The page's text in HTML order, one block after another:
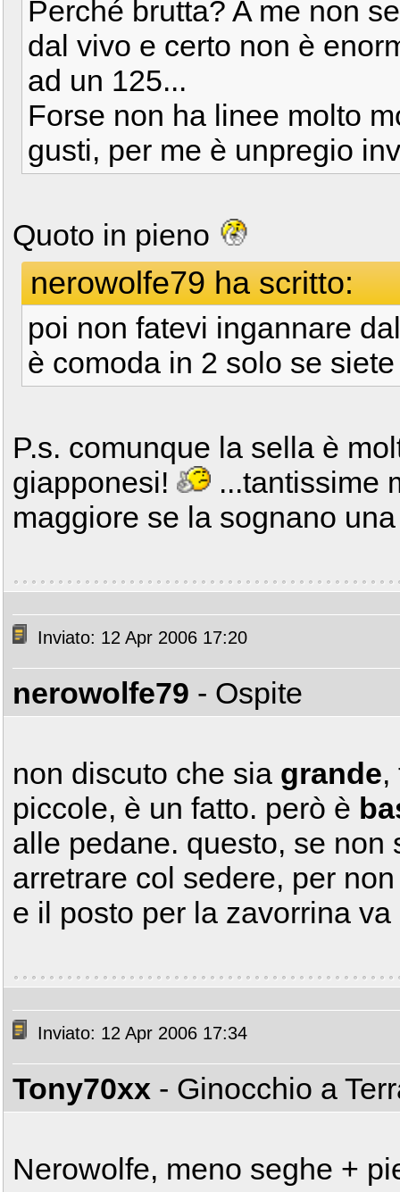
Perché brutta? A me non
dal vivo e certo non è
ad un 125...
Forse non ha linee molto
gusti, per me è unpregio
Quoto in pieno
nerowolfe79 ha scritto:
poi non fatevi ingannare
è comoda in 2 solo se
P.s. comunque la sella è
giapponesi!
...tantissime
maggiore se la sognano
Inviato: 12 Apr 2006 17:20
nerowolfe79 - Ospite
non discuto che sia grande,
piccole, è un fatto. però è
alle pedane. questo, se
arretrare col sedere, per
e il posto per la zavorrina
Inviato: 12 Apr 2006 17:34
Tony70xx - Ginocchio a
Nerowolfe, meno seghe +